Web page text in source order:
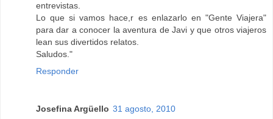
entrevistas.
Lo que si vamos hace,r es enlazarlo en "Gente Viajera"
para dar a conocer la aventura de Javi y que otros viajeros
lean sus divertidos relatos.
Saludos."
Responder
Josefina Argüello 31 agosto, 2010